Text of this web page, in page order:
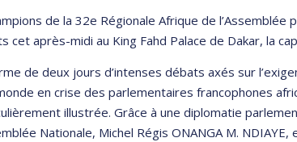
de la 32e Régionale Afrique de
cet après-midi au King Fahd Palace de Dakar, la
de deux jours d’intenses débats axés sur
en crise des parlementaires francophones
illustrée. Grâce à une diplomatie
Nationale, Michel Régis ONANGA M.